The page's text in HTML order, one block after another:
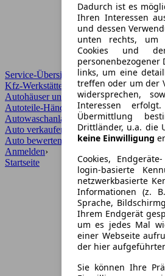
Service-Übersicht
Kfz-Werkstätten
Autohäuser und Händler
Autoteile-Händler
Autowaschanlagen
Auto verkaufen
Auto bewerten
Anmelden›
Startseite
Dadurch ist es
Ihren Interessen
und dessen
unten rechts, um
Cookies und
personenbezogener
links, um eine
treffen oder um der
widersprechen,
Interessen
Übermittlung
Drittländer, u.a. die
keine Einwilligung
Cookies,
login-basierte
netzwerkbasierte
Informationen (z.
Sprache,
Ihrem Endgerät
um es jedes Mal
einer Webseite
der hier
Sie können Ihre